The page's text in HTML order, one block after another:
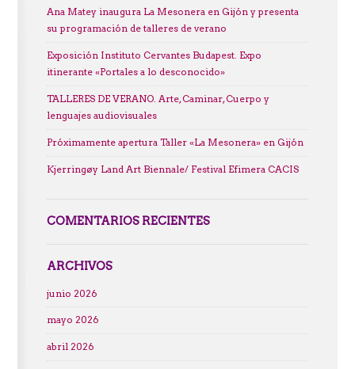
Ana Matey inaugura La Mesonera en Gijón y presenta
su programación de talleres de verano
Exposición Instituto Cervantes Budapest. Expo
itinerante «Portales a lo desconocido»
TALLERES DE VERANO. Arte, Caminar, Cuerpo y
lenguajes audiovisuales
Próximamente apertura Taller «La Mesonera» en Gijón
Kjerringøy Land Art Biennale/ Festival Efimera CACIS
COMENTARIOS RECIENTES
ARCHIVOS
junio 2026
mayo 2026
abril 2026